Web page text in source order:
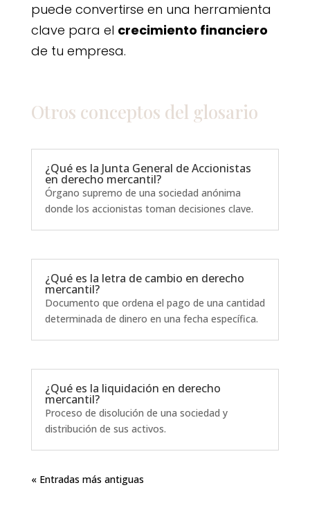
puede convertirse en una herramienta
clave para el crecimiento financiero
de tu empresa.
Otros conceptos del glosario
¿Qué es la Junta General de Accionistas
en derecho mercantil?
Órgano supremo de una sociedad anónima
donde los accionistas toman decisiones clave.
¿Qué es la letra de cambio en derecho
mercantil?
Documento que ordena el pago de una cantidad
determinada de dinero en una fecha específica.
¿Qué es la liquidación en derecho
mercantil?
Proceso de disolución de una sociedad y
distribución de sus activos.
« Entradas más antiguas